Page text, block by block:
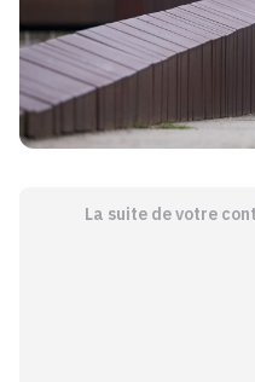
La suite de votre